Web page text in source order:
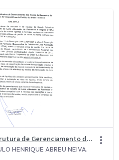
Resumo da Descrição da Estrutura de Gerenciamento dos Riscos de Mercado e de Liquidez do Sistema de Cooperativas de Crédito do Brasil &#8211; Sicoob
HENRIQUE ABREU NEIVA.